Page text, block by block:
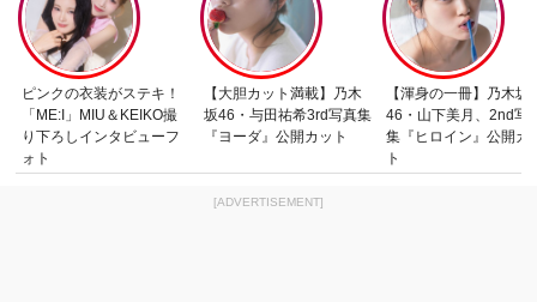
ピンクの衣装がステキ！
「ME:I」MIU＆KEIKO撮
り下ろしインタビューフ
ォト
【大胆カット満載】乃木
坂46・与田祐希3rd写真集
『ヨーダ』公開カット
【渾身の一冊】乃木坂
46・山下美月、2nd写
集『ヒロイン』公開カ
ト
[ADVERTISEMENT]